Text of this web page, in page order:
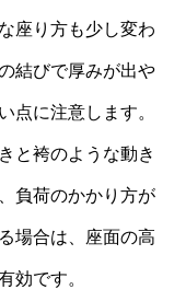
座り方も少し変わ
結びで厚みが出や
点に注意します。
と袴のような動き
負荷のかかり方が
場合は、座面の高
効です。